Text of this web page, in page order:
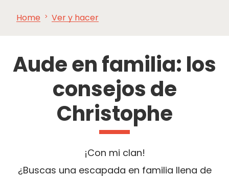
Home Ver y hacer
Aude en familia: los
consejos de
Christophe
¡Con mi clan!
¿Buscas una escapada en familia llena de